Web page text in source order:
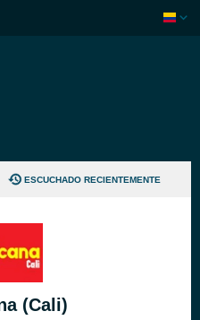
ESCUCHADO RECIENTEMENTE
(Cali)